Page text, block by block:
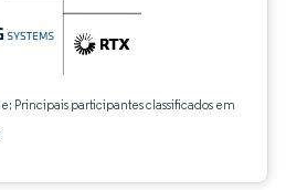
Principais participantes classificados em